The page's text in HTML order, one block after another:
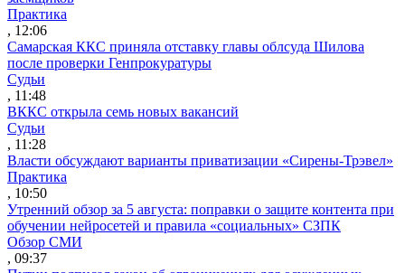
Практика
, 12:06
Самарская ККС приняла отставку главы облсуда Шилова
после проверки Генпрокуратуры
Судьи
, 11:48
ВККС открыла семь новых вакансий
Судьи
, 11:28
Власти обсуждают варианты приватизации «Сирены-Трэвел»
Практика
, 10:50
Утренний обзор за 5 августа: поправки о защите контента при
обучении нейросетей и правила «социальных» СЗПК
Обзор СМИ
, 09:37